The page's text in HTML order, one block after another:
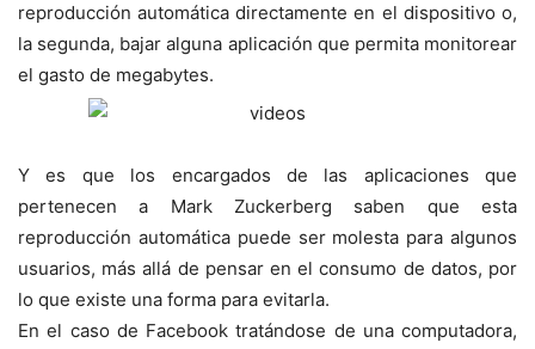
reproducción automática directamente en el dispositivo o,
la segunda, bajar alguna aplicación que permita monitorear
el gasto de megabytes.
Y es que los encargados de las aplicaciones que
pertenecen a Mark Zuckerberg saben que esta
reproducción automática puede ser molesta para algunos
usuarios, más allá de pensar en el consumo de datos, por
lo que existe una forma para evitarla.
En el caso de Facebook tratándose de una computadora,